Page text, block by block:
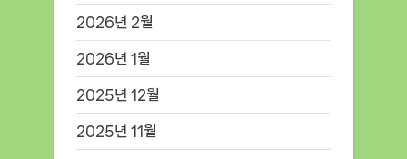
2026년 2월
2026년 1월
2025년 12월
2025년 11월